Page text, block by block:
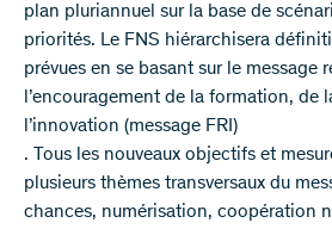
plan pluriannuel sur la base de
priorités. Le FNS hiérarchisera
prévues en se basant sur le message
l’encouragement de la formation, de
l’innovation (message FRI)
. Tous les nouveaux objectifs et
plusieurs thèmes transversaux du
chances, numérisation, coopération